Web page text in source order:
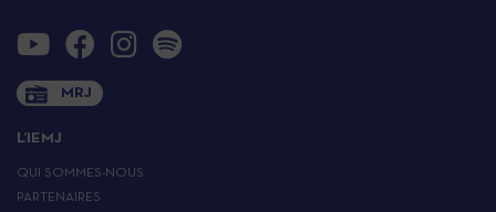
MRJ
L’IEMJ
QUI SOMMES-NOUS
PARTENAIRES